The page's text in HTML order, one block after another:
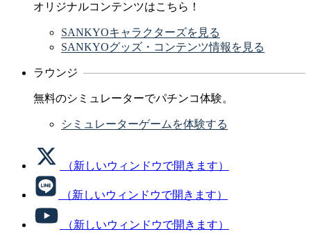
オリジナルコンテンツはこちら！
SANKYOキャラクターズを見る
SANKYOグッズ・コンテンツ情報を見る
ラウンジ
無料のシミュレーターでパチンコ体験。
シミュレーターゲームを体験する
（新しいウィンドウで開きます）
（新しいウィンドウで開きます）
（新しいウィンドウで開きます）